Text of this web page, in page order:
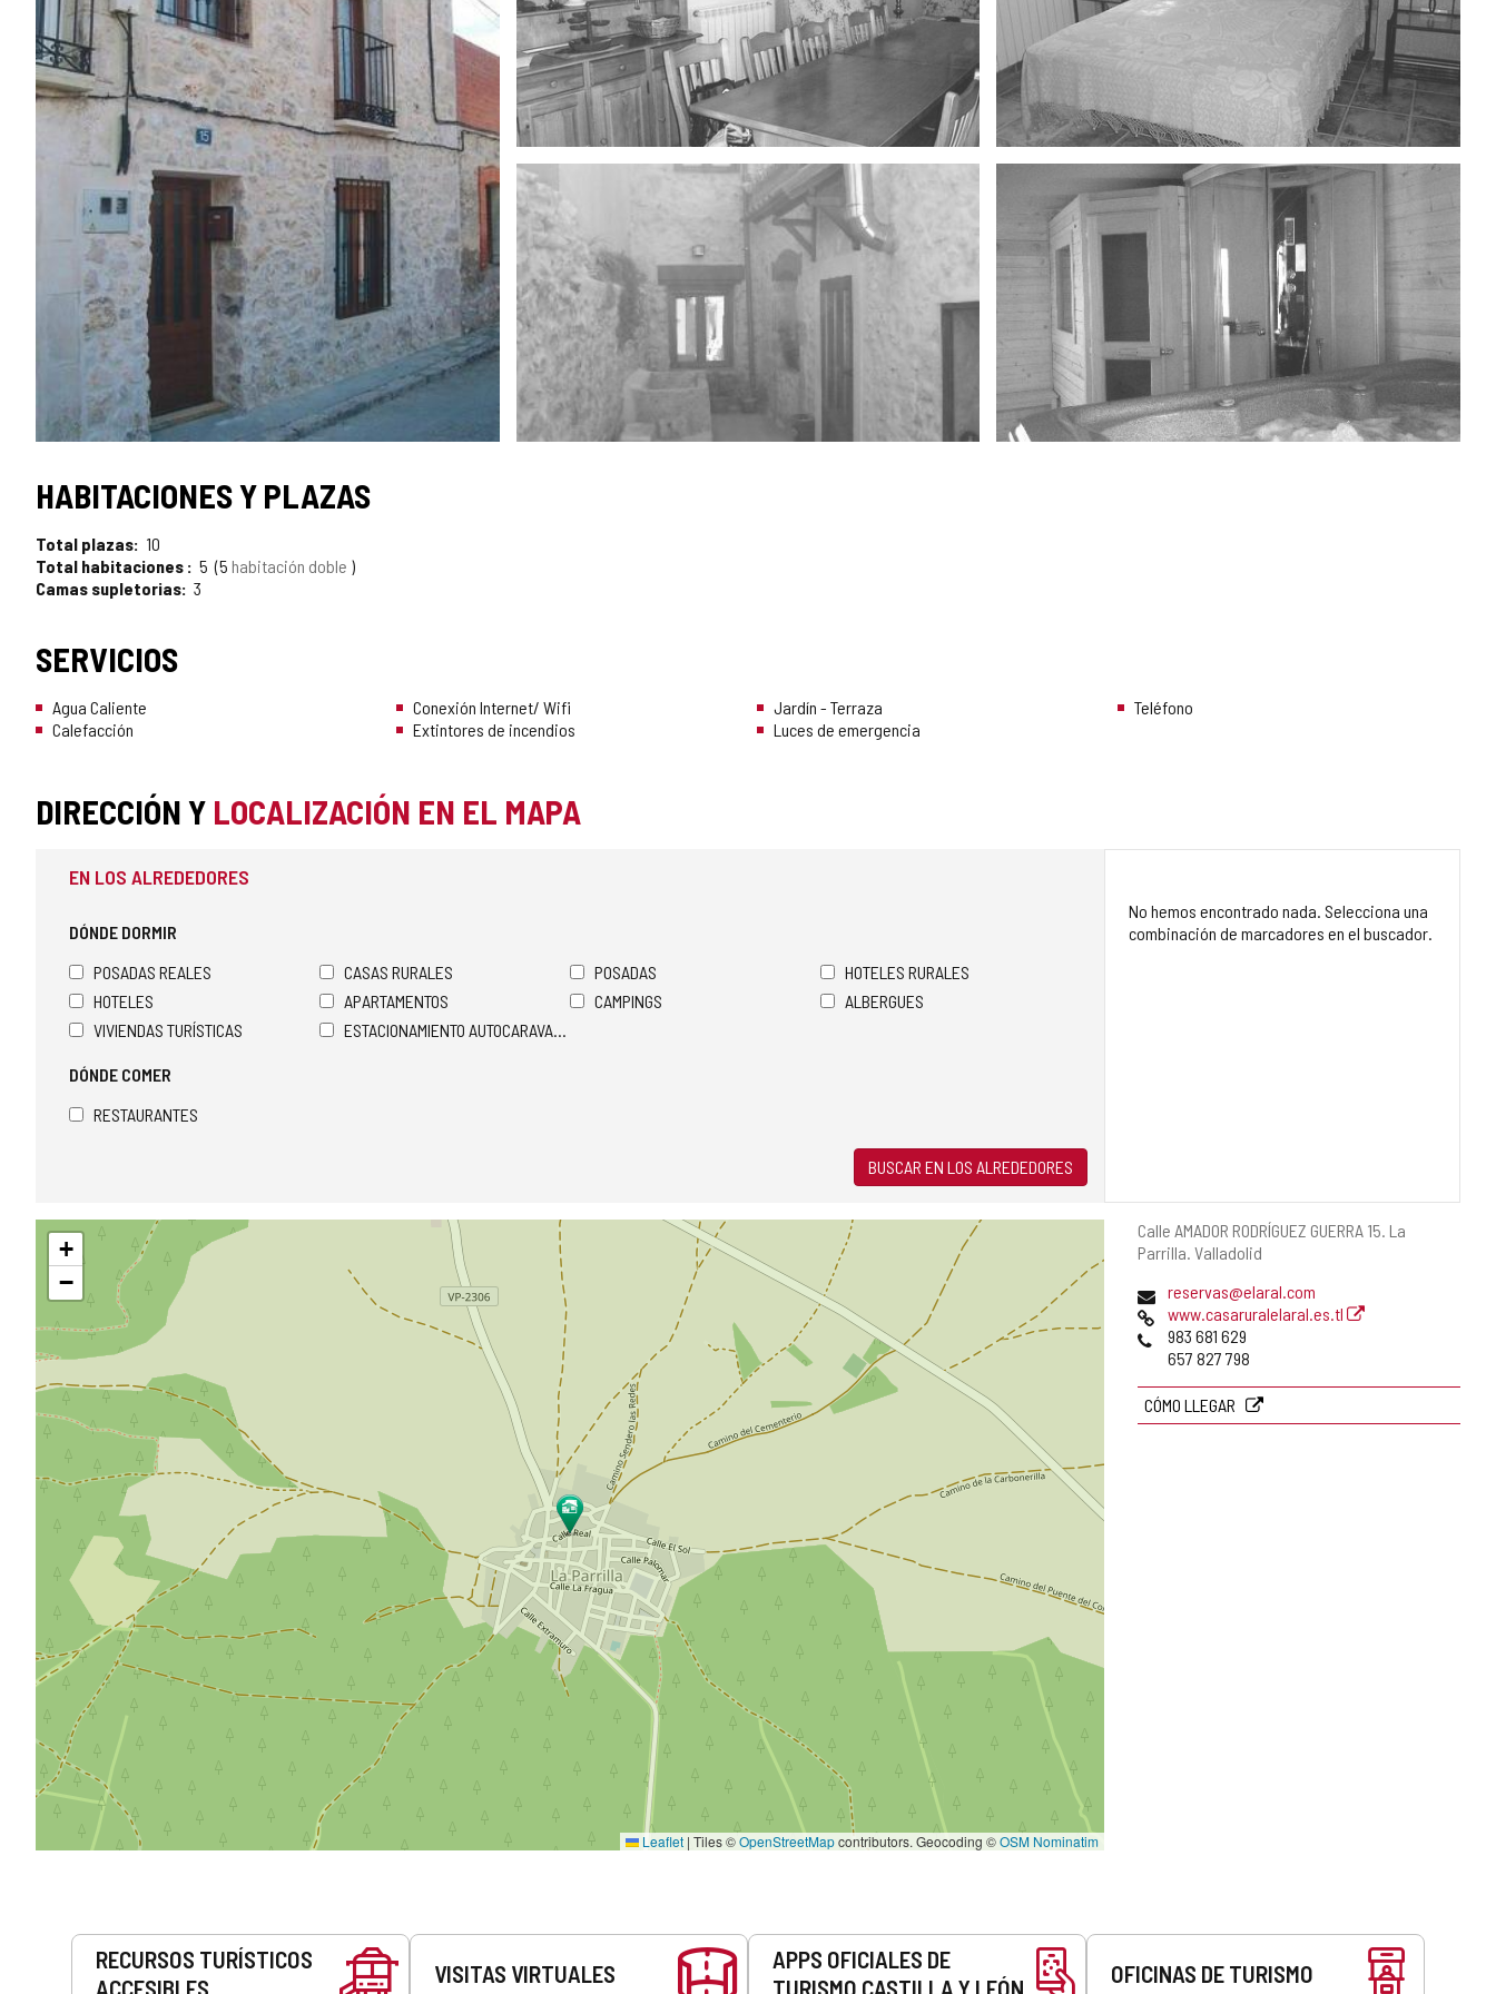
HABITACIONES Y PLAZAS
Total plazas
10
Total habitaciones
5 5 habitación doble
Camas supletorias 3
SERVICIOS
Agua Caliente
Calefacción
Conexión Internet/ Wifi
Extintores de incendios
Jardín - Terraza
Luces de emergencia
Teléfono
DIRECCIÓN Y LOCALIZACIÓN EN EL MAPA
Dirección
postal
Calle AMADOR RODRÍGUEZ GUERRA 15. La
Parrilla. Valladolid
Dirección
de
correo
electrónico
reservas@elaral.com
Página
Web
www.casaruralelaral.es.tl
Teléfonos
983 681 629
657 827 798
CÓMO LLEGAR
EN LOS ALREDEDORES
DÓNDE DORMIR
POSADAS REALES
CASAS RURALES POSADAS
HOTELES RURALES
HOTELES
APARTAMENTOS CAMPINGS
ALBERGUES
VIVIENDAS TURÍSTICAS
ESTACIONAMIENTO AUTOCARAVANAS
DÓNDE COMER
RESTAURANTES
BUSCAR EN LOS ALREDEDORES
No hemos encontrado nada. Selecciona una
combinación de marcadores en el buscador.
Saltar
mapa
+
−
Leaflet | Tiles ©OpenStreetMapcontributors. Geocoding ©OSM Nominatim
Servicios
RECURSOS TURÍSTICOS
ACCESIBLES
VISITAS VIRTUALES
APPS OFICIALES DE
TURISMO CASTILLA Y LEÓN
OFICINAS DE TURISMO